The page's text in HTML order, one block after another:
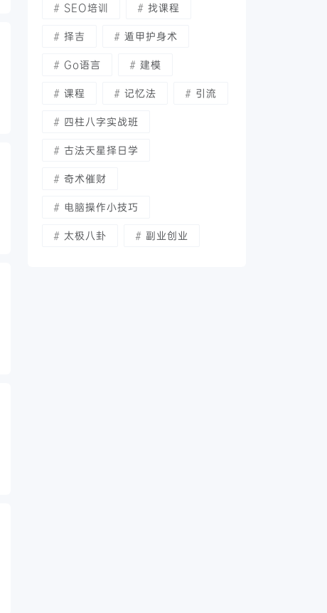
SEO培训 找课程
择吉 遁甲护身术
Go语言 建模
课程 记忆法 引流
四柱八字实战班
古法天星择日学
奇术催财
电脑操作小技巧
太极八卦 副业创业